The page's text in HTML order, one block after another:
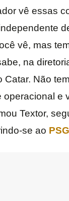
vê essas
vê, mas
na
Catar. Não
operacional e
Textor,
se ao PSG